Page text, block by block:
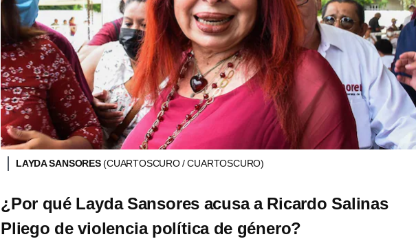
LAYDA SANSORES(CUARTOSCURO / CUARTOSCURO)
¿Por qué Layda Sansores acusa a Ricardo Salinas
Pliego de violencia política de género?